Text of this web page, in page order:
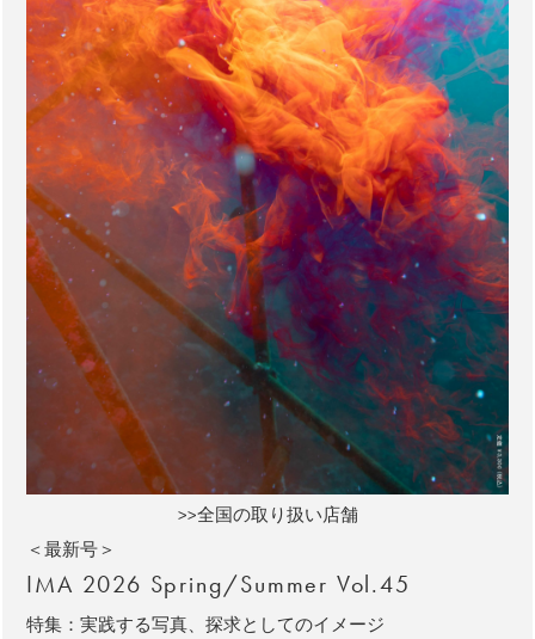
>>全国の取り扱い店舗
＜最新号＞
IMA 2026 Spring/Summer Vol.45
特集：実践する写真、探求としてのイメージ